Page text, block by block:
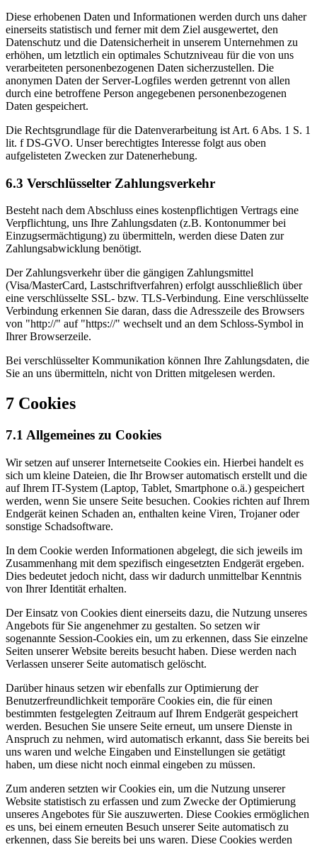
Diese erhobenen Daten und Informationen werden durch uns daher
einerseits statistisch und ferner mit dem Ziel ausgewertet, den
Datenschutz und die Datensicherheit in unserem Unternehmen zu
erhöhen, um letztlich ein optimales Schutzniveau für die von uns
verarbeiteten personenbezogenen Daten sicherzustellen. Die
anonymen Daten der Server-Logfiles werden getrennt von allen
durch eine betroffene Person angegebenen personenbezogenen
Daten gespeichert.
Die Rechtsgrundlage für die Datenverarbeitung ist Art. 6 Abs. 1 S. 1
lit. f DS-GVO. Unser berechtigtes Interesse folgt aus oben
aufgelisteten Zwecken zur Datenerhebung.
6.3 Verschlüsselter Zahlungsverkehr
Besteht nach dem Abschluss eines kostenpflichtigen Vertrags eine
Verpflichtung, uns Ihre Zahlungsdaten (z.B. Kontonummer bei
Einzugsermächtigung) zu übermitteln, werden diese Daten zur
Zahlungsabwicklung benötigt.
Der Zahlungsverkehr über die gängigen Zahlungsmittel
(Visa/MasterCard, Lastschriftverfahren) erfolgt ausschließlich über
eine verschlüsselte SSL- bzw. TLS-Verbindung. Eine verschlüsselte
Verbindung erkennen Sie daran, dass die Adresszeile des Browsers
von "http://" auf "https://" wechselt und an dem Schloss-Symbol in
Ihrer Browserzeile.
Bei verschlüsselter Kommunikation können Ihre Zahlungsdaten, die
Sie an uns übermitteln, nicht von Dritten mitgelesen werden.
7 Cookies
7.1 Allgemeines zu Cookies
Wir setzen auf unserer Internetseite Cookies ein. Hierbei handelt es
sich um kleine Dateien, die Ihr Browser automatisch erstellt und die
auf Ihrem IT-System (Laptop, Tablet, Smartphone o.ä.) gespeichert
werden, wenn Sie unsere Seite besuchen. Cookies richten auf Ihrem
Endgerät keinen Schaden an, enthalten keine Viren, Trojaner oder
sonstige Schadsoftware.
In dem Cookie werden Informationen abgelegt, die sich jeweils im
Zusammenhang mit dem spezifisch eingesetzten Endgerät ergeben.
Dies bedeutet jedoch nicht, dass wir dadurch unmittelbar Kenntnis
von Ihrer Identität erhalten.
Der Einsatz von Cookies dient einerseits dazu, die Nutzung unseres
Angebots für Sie angenehmer zu gestalten. So setzen wir
sogenannte Session-Cookies ein, um zu erkennen, dass Sie einzelne
Seiten unserer Website bereits besucht haben. Diese werden nach
Verlassen unserer Seite automatisch gelöscht.
Darüber hinaus setzen wir ebenfalls zur Optimierung der
Benutzerfreundlichkeit temporäre Cookies ein, die für einen
bestimmten festgelegten Zeitraum auf Ihrem Endgerät gespeichert
werden. Besuchen Sie unsere Seite erneut, um unsere Dienste in
Anspruch zu nehmen, wird automatisch erkannt, dass Sie bereits bei
uns waren und welche Eingaben und Einstellungen sie getätigt
haben, um diese nicht noch einmal eingeben zu müssen.
Zum anderen setzten wir Cookies ein, um die Nutzung unserer
Website statistisch zu erfassen und zum Zwecke der Optimierung
unseres Angebotes für Sie auszuwerten. Diese Cookies ermöglichen
es uns, bei einem erneuten Besuch unserer Seite automatisch zu
erkennen, dass Sie bereits bei uns waren. Diese Cookies werden